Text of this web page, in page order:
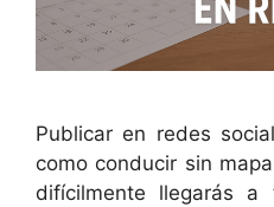
Publicar en redes
como conducir sin
difícilmente llegarás